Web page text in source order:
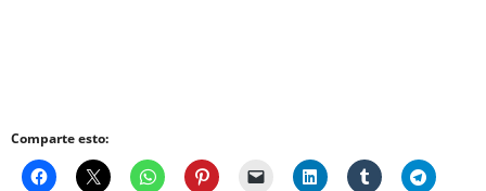
Comparte esto: